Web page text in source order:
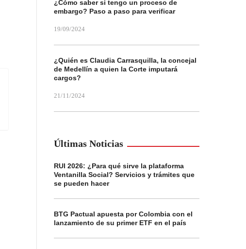
¿Cómo saber si tengo un proceso de
embargo? Paso a paso para verificar
19/09/2024
¿Quién es Claudia Carrasquilla, la concejal
de Medellín a quien la Corte imputará
cargos?
21/11/2024
Últimas Noticias
RUI 2026: ¿Para qué sirve la plataforma
Ventanilla Social? Servicios y trámites que
se pueden hacer
BTG Pactual apuesta por Colombia con el
lanzamiento de su primer ETF en el país